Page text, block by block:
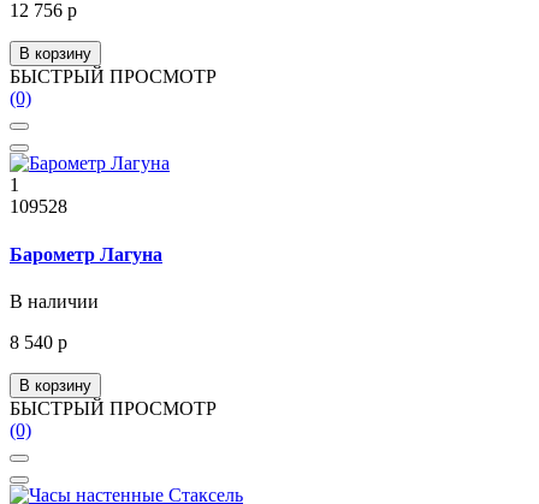
12 756 р
В корзину
БЫСТРЫЙ ПРОСМОТР
(0)
1
109528
Барометр Лагуна
В наличии
8 540 р
В корзину
БЫСТРЫЙ ПРОСМОТР
(0)